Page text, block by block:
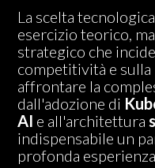
La scelta
esercizio teorico,
strategico che
competitività e sulla
affrontare la
dall'adozione di
AI e all'architettura
indispensabile un
profonda